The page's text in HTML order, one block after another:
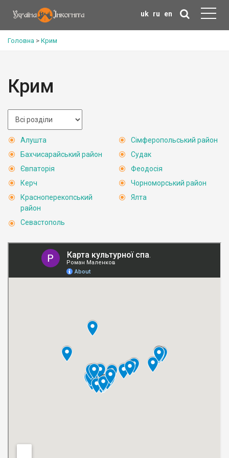
uk ru en
Головна > Крим
Крим
Алушта
Бахчисарайський район
Євпаторія
Керч
Красноперекопський
район
Севастополь
Сімферопольський район
Судак
Феодосія
Чорноморський район
Ялта